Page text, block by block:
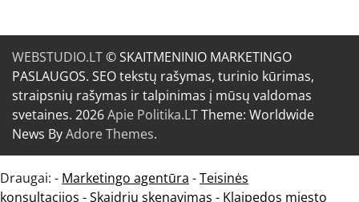
WEBSTUDIO.LT© SKAITMENINIO MARKETINGO
PASLAUGOS. SEO tekstų rašymas, turinio kūrimas,
straipsnių rašymas ir talpinimas į mūsų valdomas
svetaines. 2026Apie Politika.LTTheme: Worldwide
News ByAdore Themes.
Draugai: - Marketingo agentūra -Teisinės
konsultacijos -Skaidrių skenavimas - Klaipedos miesto